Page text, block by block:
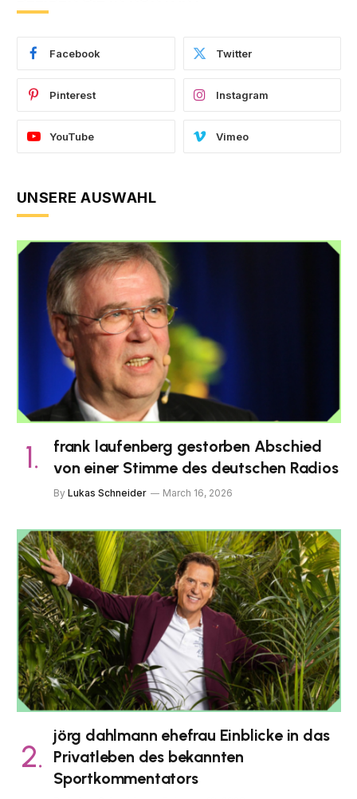
Facebook Twitter
Pinterest Instagram
YouTube Vimeo
UNSERE AUSWAHL
frank laufenberg gestorben Abschied
von einer Stimme des deutschen Radios
By Lukas Schneider March 16, 2026
jörg dahlmann ehefrau Einblicke in das
Privatleben des bekannten
Sportkommentators